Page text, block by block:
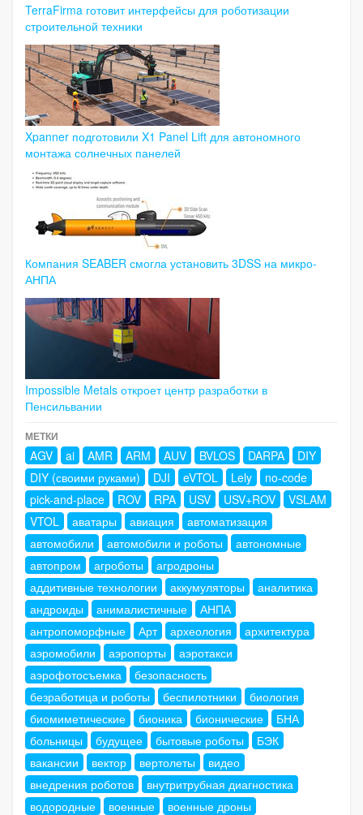
TerraFirma готовит интерфейсы для роботизации
строительной техники
Xpanner подготовили X1 Panel Lift для автономного
монтажа солнечных панелей
Компания SEABER смогла установить 3DSS на микро-
АНПА
Impossible Metals откроет центр разработки в
Пенсильвании
МЕТКИ
AGV ai AMR ARM AUV BVLOS DARPA
DIY
DIY (своими руками)
DJI eVTOL Lely
no-code
pick-and-place
ROV RPA USV USV+ROV
VSLAM
VTOL
аватары авиация
автоматизация
автомобили
автомобили и роботы
автономные
автопром
агроботы
агродроны
аддитивные технологии
аккумуляторы
аналитика
андроиды
анималистичные
АНПА
антропоморфные
Арт археология
архитектура
аэромобили
аэропорты
аэротакси
аэрофотосъемка
безопасность
безработица и роботы
беспилотники
биология
биомиметические
бионика бионические
БНА
больницы
будущее бытовые роботы
БЭК
вакансии
вектор вертолеты
видео
внедрения роботов
внутритрубная диагностика
водородные
военные военные дроны